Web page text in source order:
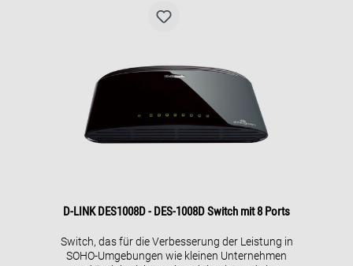
D-LINK DES1008D - DES-1008D Switch mit 8 Ports
Switch, das für die Verbesserung der Leistung in
SOHO-Umgebungen wie kleinen Unternehmen